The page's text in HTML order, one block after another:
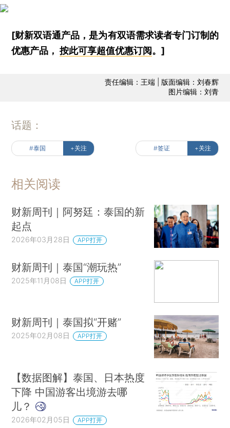
[财新双语通产品，是为有双语需求读者专门订制的
优惠产品，按此可享超值优惠订阅。]
责任编辑：王端 | 版面编辑：刘春辉
图片编辑：刘青
话题：
#泰国 +关注 #签证 +关注
相关阅读
财新周刊｜阿努廷：泰国的新
起点
2026年03月28日 APP打开
财新周刊｜泰国“潮玩热”
2025年11月08日 APP打开
财新周刊｜泰国拟“开赌”
2025年02月08日 APP打开
【数据图解】泰国、日本热度
下降 中国游客出境游去哪
儿？
2026年02月05日 APP打开